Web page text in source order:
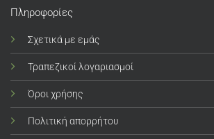
Πληροφορίες
Σχετικά με εμάς
Τραπεζικοί λογαριασμοί
Όροι χρήσης
Πολιτική απορρήτου